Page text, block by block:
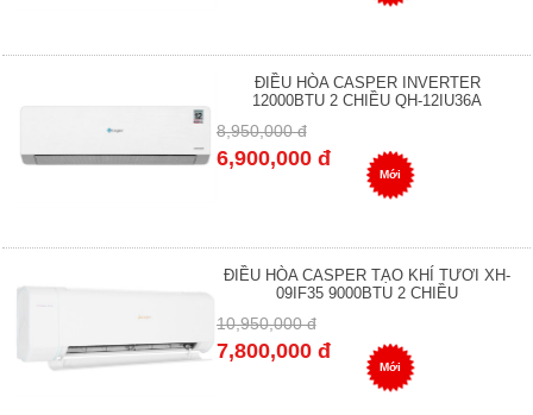
ĐIỀU HÒA CASPER INVERTER
12000BTU 2 CHIỀU QH-12IU36A
8,950,000 đ
6,900,000 đ
Mới
ĐIỀU HÒA CASPER TẠO KHÍ TƯƠI XH-
09IF35 9000BTU 2 CHIỀU
10,950,000 đ
7,800,000 đ
Mới